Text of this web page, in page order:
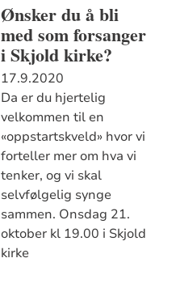
Ønsker du å bli
med som forsanger
i Skjold kirke?
17.9.2020
Da er du hjertelig
velkommen til en
«oppstartskveld» hvor vi
forteller mer om hva vi
tenker, og vi skal
selvfølgelig synge
sammen. Onsdag 21.
oktober kl 19.00 i Skjold
kirke